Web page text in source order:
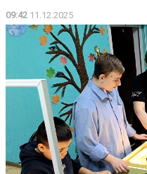
09:42 11.12.2025